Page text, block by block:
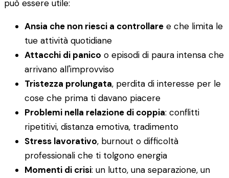
può essere utile:
Ansia che non riesci a controllare e che limita le
tue attività quotidiane
Attacchi di panico o episodi di paura intensa che
arrivano all'improvviso
Tristezza prolungata, perdita di interesse per le
cose che prima ti davano piacere
Problemi nella relazione di coppia: conflitti
ripetitivi, distanza emotiva, tradimento
Stress lavorativo, burnout o difficoltà
professionali che ti tolgono energia
Momenti di crisi: un lutto, una separazione, un